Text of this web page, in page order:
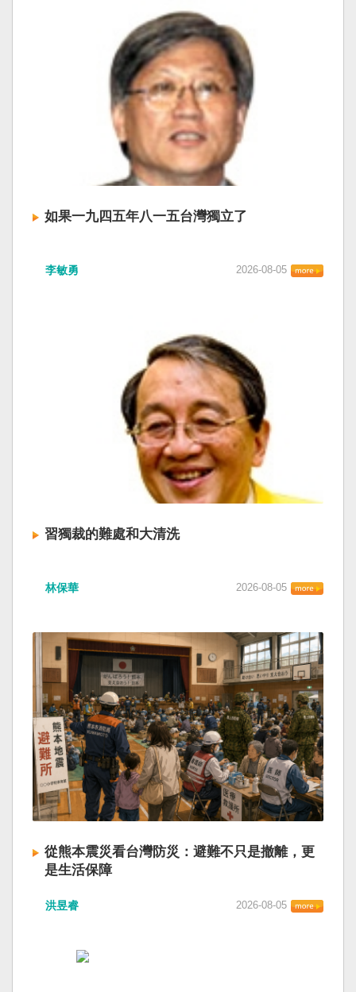
如果一九四五年八一五台灣獨立了
李敏勇 2026-08-05
習獨裁的難處和大清洗
林保華 2026-08-05
從熊本震災看台灣防災：避難不只是撤離，更
是生活保障
洪昱睿 2026-08-05